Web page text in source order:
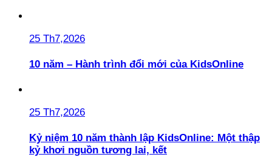
25 Th7,2026
10 năm – Hành trình đổi mới của KidsOnline
25 Th7,2026
Kỷ niệm 10 năm thành lập KidsOnline: Một thập
kỷ khơi nguồn tương lai, kết